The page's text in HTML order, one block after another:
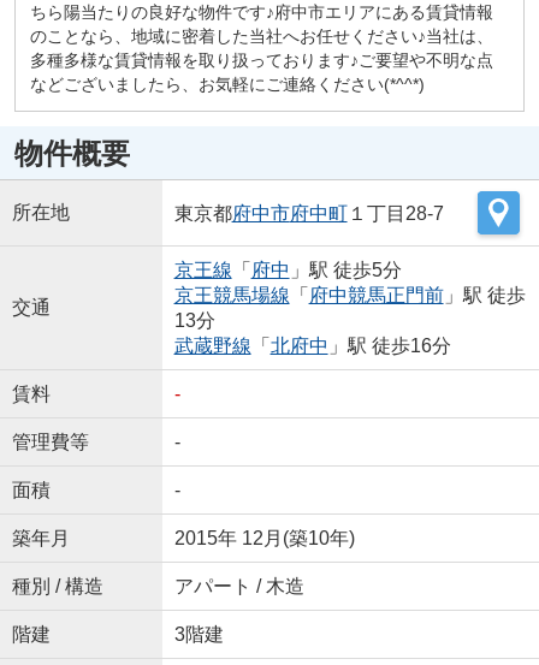
ちら陽当たりの良好な物件です♪府中市エリアにある賃貸情報
のことなら、地域に密着した当社へお任せください♪当社は、
多種多様な賃貸情報を取り扱っております♪ご要望や不明な点
などございましたら、お気軽にご連絡ください(*^^*)
物件概要
所在地 東京都府中市府中町１丁目28-7
交通
京王線 「 府中 」駅 徒歩5分
京王競馬場線 「 府中競馬正門前」駅 徒歩
13分
武蔵野線 「 北府中 」駅 徒歩16分
賃料 -
管理費等 -
面積 -
築年月 2015年 12月(築10年)
種別 / 構造 アパート / 木造
階建 3階建